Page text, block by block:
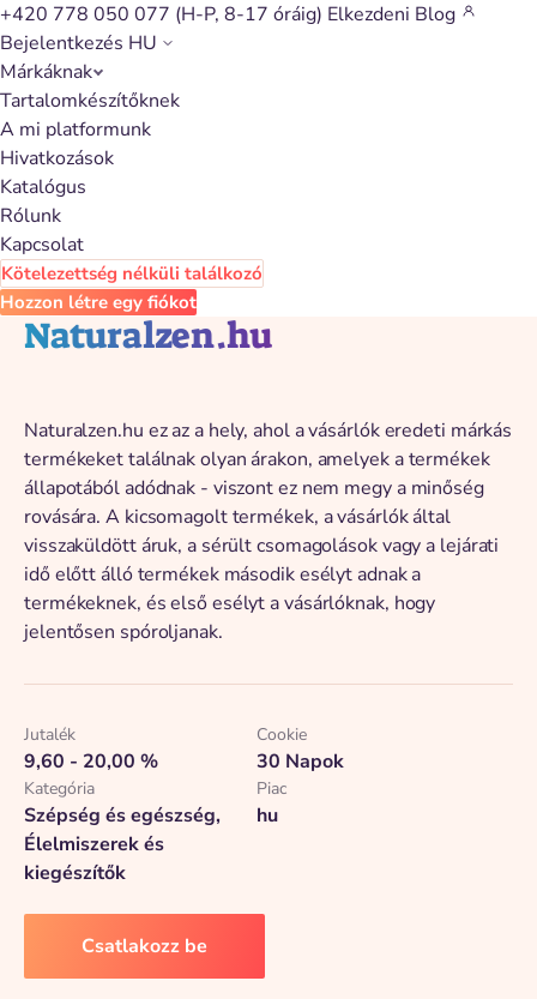
+420 778 050 077 (H-P, 8-17 óráig) Elkezdeni Blog
Bejelentkezés HU
Márkáknak
Tartalomkészítőknek
A mi platformunk
Hivatkozások
Katalógus
Rólunk
Kapcsolat
Kötelezettség nélküli találkozó
Hozzon létre egy fiókot
Vissza a katalógushoz
Naturalzen.hu
Naturalzen.hu ez az a hely, ahol a vásárlók eredeti márkás
termékeket találnak olyan árakon, amelyek a termékek
állapotából adódnak - viszont ez nem megy a minőség
rovására. A kicsomagolt termékek, a vásárlók által
visszaküldött áruk, a sérült csomagolások vagy a lejárati
idő előtt álló termékek második esélyt adnak a
termékeknek, és első esélyt a vásárlóknak, hogy
jelentősen spóroljanak.
Jutalék
9,60 - 20,00 %
Cookie
30 Napok
Kategória
Szépség és egészség,
Élelmiszerek és
kiegészítők
Piac
hu
Csatlakozz be